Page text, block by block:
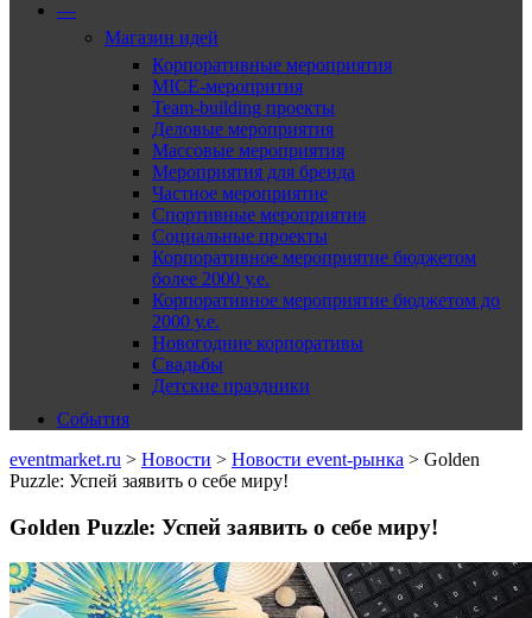
—
Магазин идей
Корпоративные мероприятия
MICE-меропрития
Team-building проекты
Деловые мероприятия
Массовые мероприятия
Мероприятия для бренда
Частное мероприятие
Спортивные мероприятия
Социальные проекты
Корпоративное мероприятие бюджетом
более 2000 у.е.
Корпоративное мероприятие бюджетом до
2000 у.е.
Новогодние корпоративы
Свадьбы
Детские праздники
События
eventmarket.ru > Новости > Новости event-рынка > Golden
Puzzle: Успей заявить о себе миру!
Golden Puzzle: Успей заявить о себе миру!